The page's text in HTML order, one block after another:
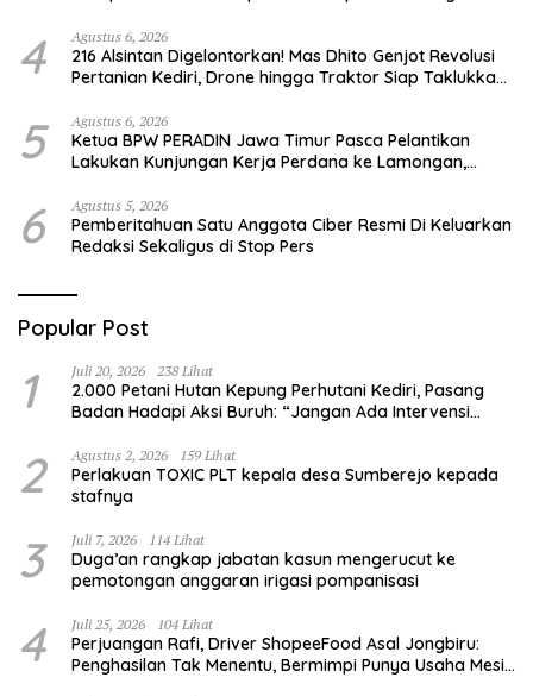
4 Agustus 6, 2026
216 Alsintan Digelontorkan! Mas Dhito Genjot Revolusi
Pertanian Kediri, Drone hingga Traktor Siap Taklukkan
5 Agustus 6, 2026
Ketua BPW PERADIN Jawa Timur Pasca Pelantikan
Lakukan Kunjungan Kerja Perdana ke Lamongan,
6 Agustus 5, 2026
Pemberitahuan Satu Anggota Ciber Resmi Di Keluarkan
Redaksi Sekaligus di Stop Pers
Popular Post
1 Juli 20, 2026 238 Lihat
2.000 Petani Hutan Kepung Perhutani Kediri, Pasang
Badan Hadapi Aksi Buruh: “Jangan Ada Intervensi
2 Agustus 2, 2026 159 Lihat
Perlakuan TOXIC PLT kepala desa Sumberejo kepada
stafnya
3 Juli 7, 2026 114 Lihat
Duga’an rangkap jabatan kasun mengerucut ke
pemotongan anggaran irigasi pompanisasi
4 Juli 25, 2026 104 Lihat
Perjuangan Rafi, Driver ShopeeFood Asal Jongbiru:
Penghasilan Tak Menentu, Bermimpi Punya Usaha Mesin